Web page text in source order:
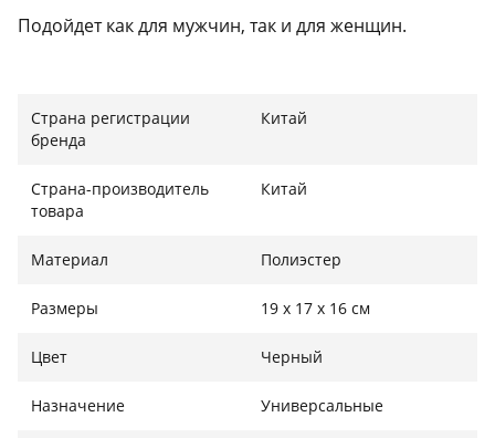
Подойдет как для мужчин, так и для женщин.
Цвет:
Черный
Страна регистрации
бренда
Китай
Страна-производитель
товара
Китай
Материал Полиэстер
Размеры 19 х 17 х 16 см
Цвет Черный
Назначение Универсальные